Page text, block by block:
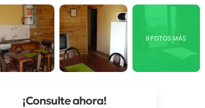
9 FOTOS MÁS
¡Consulte ahora!